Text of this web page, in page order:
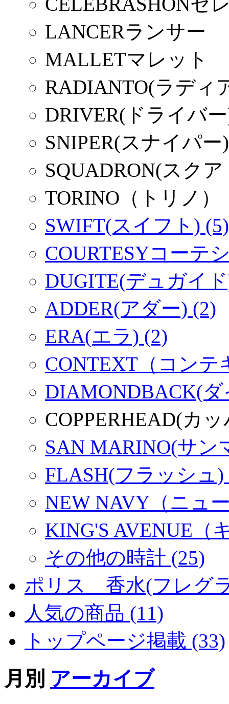
LANCERランサー
MALLETマレット
RADIANTO(ラディ
DRIVER(ドライバ
SNIPER(スナイパー)
SQUADRON(スク
TORINO（トリノ）
SWIFT(スイフト) (5)
COURTESYコーテ
DUGITE(デュガイ
ADDER(アダー) (2)
ERA(エラ) (2)
CONTEXT（コンテ
DIAMONDBACK(
COPPERHEAD(カ
SAN MARINO(サン
FLASH(フラッシュ)
NEW NAVY（ニュ
KING'S AVENUE（
その他の時計 (25)
ポリス 香水(フレグ
人気の商品 (11)
トップページ掲載 (33)
月別 アーカイブ